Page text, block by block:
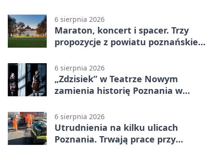
6 sierpnia 2026
Maraton, koncert i spacer. Trzy
propozycje z powiatu poznańskiego
6 sierpnia 2026
„Zdzisiek” w Teatrze Nowym
zamienia historię Poznania w
6 sierpnia 2026
Utrudnienia na kilku ulicach
Poznania. Trwają prace przy